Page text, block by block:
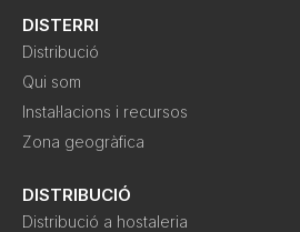
DISTERRI
Distribució
Qui som
Instal·lacions i recursos
Zona geogràfica
DISTRIBUCIÓ
Distribució a hostaleria